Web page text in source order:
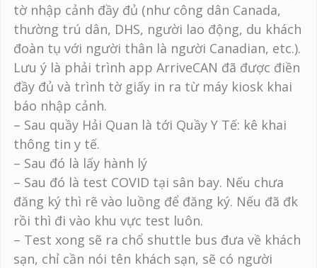
tờ nhập cảnh đầy đủ (như công dân Canada,
thường trú dân, DHS, người lao động, du khách
đoàn tụ với người thân là người Canadian, etc.).
Lưu ý là phải trình app ArriveCAN đã được điền
đầy đủ và trình tờ giấy in ra từ máy kiosk khai
báo nhập cảnh.
– Sau quầy Hải Quan là tới Quầy Y Tế: kê khai
thông tin y tế.
– Sau đó là lấy hành lý
– Sau đó là test COVID tại sân bay. Nếu chưa
đăng ký thì rẽ vào luồng để đăng ký. Nếu đã đk
rồi thì đi vào khu vực test luôn.
– Test xong sẽ ra chổ shuttle bus đưa về khách
sạn, chỉ cần nói tên khách sạn, sẽ có người